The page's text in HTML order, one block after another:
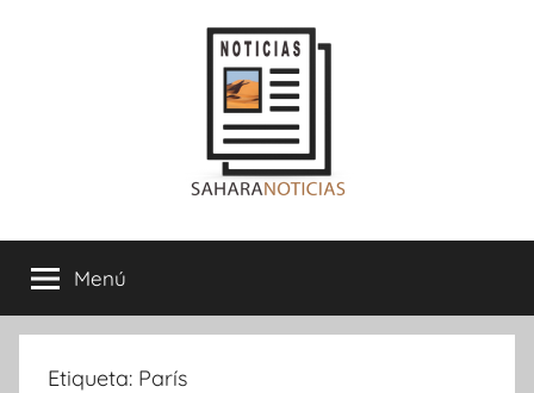
Sahara
Noticias
Menú
Etiqueta: París